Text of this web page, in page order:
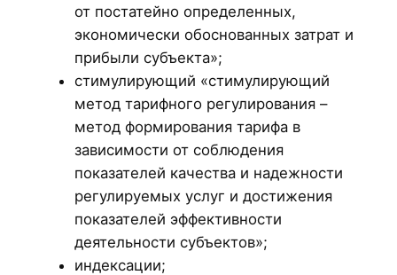
от постатейно определенных,
экономически обоснованных затрат и
прибыли субъекта»;
стимулирующий «стимулирующий
метод тарифного регулирования –
метод формирования тарифа в
зависимости от соблюдения
показателей качества и надежности
регулируемых услуг и достижения
показателей эффективности
деятельности субъектов»;
индексации;